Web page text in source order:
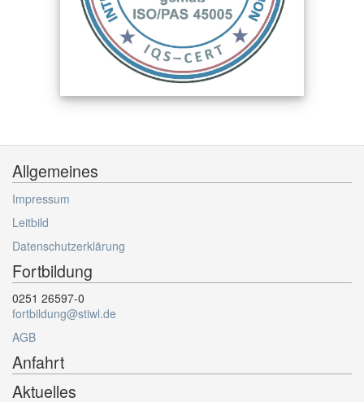
Allgemeines
Impressum
Leitbild
Datenschutzerklärung
Fortbildung
0251 26597-0
fortbildung@stiwl.de
AGB
Anfahrt
Aktuelles